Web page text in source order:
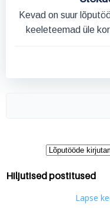
Kevad on suur
keeleteemad üle
Hiljutised postitused
Lapse